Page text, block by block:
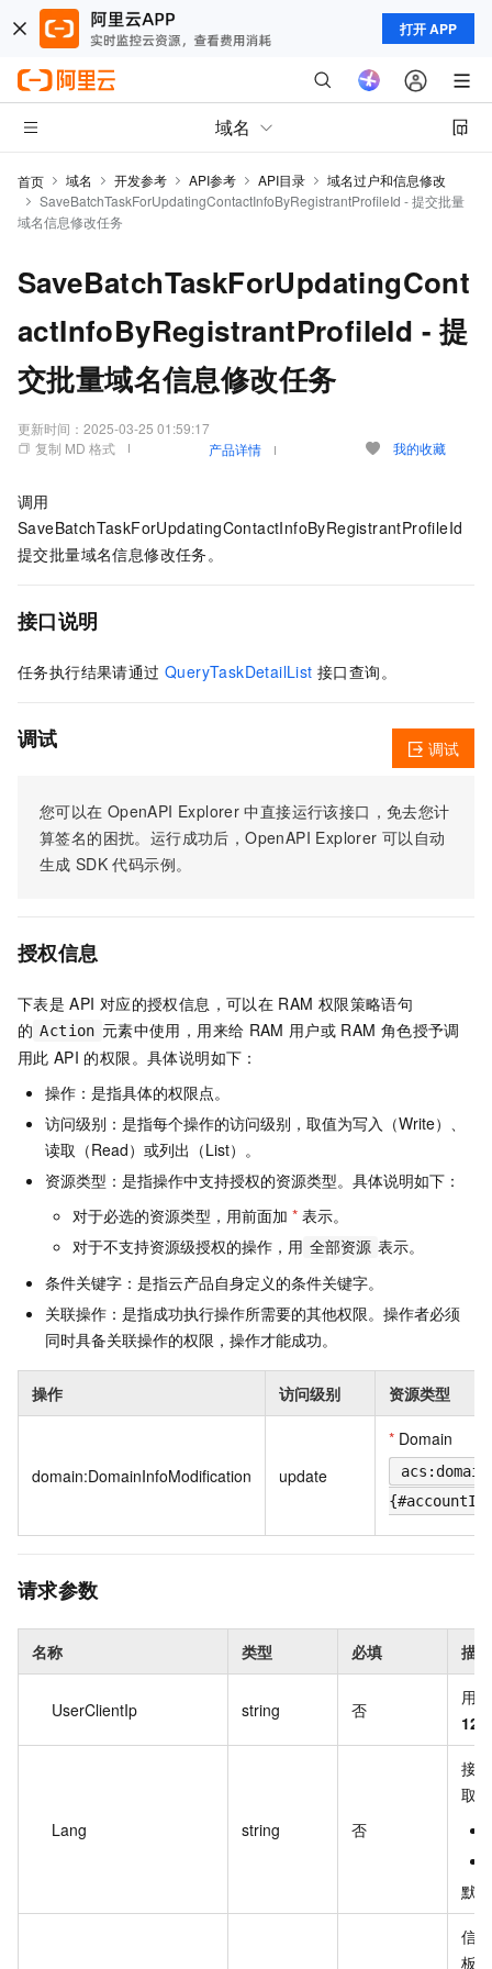
打开 APP
域名
首页 域名 开发参考 API参考 API目录
域名过户和信息修改
SaveBatchTaskForUpdatingContactInfoByRegistrantProfileId - 提交批量
域名信息修改任务
SaveBatchTaskForUpdatingCont
actInfoByRegistrantProfileId - 提
交批量域名信息修改任务
更新时间： 2025-03-25 01:59:17
复制 MD 格式
产品详情 我的收藏
调用
SaveBatchTaskForUpdatingContactInfoByRegistrantProfileId
提交批量域名信息修改任务。
接口说明
任务执行结果请通过 QueryTaskDetailList 接口查询。
调试
您可以在 OpenAPI Explorer 中直接运行该接口，免去您计
算签名的困扰。运行成功后，OpenAPI Explorer 可以自动
生成 SDK 代码示例。
调试
授权信息
下表是 API 对应的授权信息，可以在 RAM 权限策略语句
的 Action 元素中使用，用来给 RAM 用户或 RAM 角色授予调
用此 API 的权限。具体说明如下：
操作：是指具体的权限点。
访问级别：是指每个操作的访问级别，取值为写入（Write）、
读取（Read）或列出（List）。
资源类型：是指操作中支持授权的资源类型。具体说明如下：
对于必选的资源类型，用前面加 * 表示。
对于不支持资源级授权的操作，用 全部资源 表示。
条件关键字：是指云产品自身定义的条件关键字。
关联操作：是指成功执行操作所需要的其他权限。操作者必须
同时具备关联操作的权限，操作才能成功。
操作 访问级别 资源类型
domain:DomainInfoModification update
* Domain
请求参数
名称 类型 必填 描述
UserClientIp string 否
用
Lang string 否
接
取
默
信
板